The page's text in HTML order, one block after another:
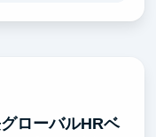
どう検証して意
ながら学べる環
ローバルHRベ